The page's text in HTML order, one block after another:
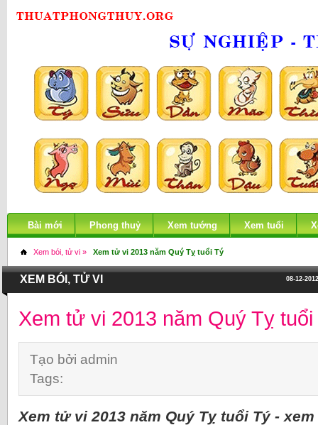
Bài mới Phong thuỷ Xem tướng Xem tuổi
Xem bói, tử vi » Xem tử vi 2013 năm Quý Tỵ tuổi Tý
08-12-
XEM BÓI, TỬ VI
Xem tử vi 2013 năm Quý Tỵ tuổi
Tạo bởi admin
Tags:
Xem tử vi 2013 năm Quý Tỵ tuổi Tý -